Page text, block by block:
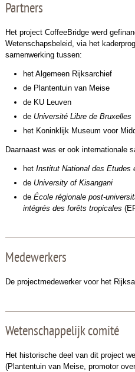
Partners
Het project CoffeeBridge werd
Wetenschapsbeleid, via het
samenwerking tussen:
het Algemeen Rijksarchief
de Plantentuin van Meise
de KU Leuven
de Université Libre de Bruxelles
het Koninklijk Museum voor
Daarnaast was er ook internationale
het Institut National des Etudes
de University of Kisangani
de École régionale post-
intégrés des forêts tropicales
Medewerkers
De projectmedewerker voor het
Wetenschappelijk comité
Het historische deel van dit project
(Plantentuin van Meise, promotor